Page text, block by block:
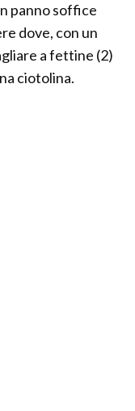
panno soffice
dove, con un
a fettine (2)
ciotolina.